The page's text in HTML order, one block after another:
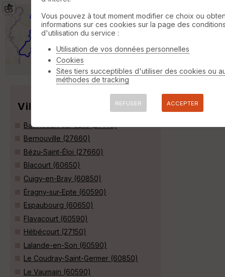
2023-06-06 autour de la boutonnière
de Bray Villers-sur-Trie
VTT 64 km
Joli parcours au départ de Flavacourt vers le
Beauvaisis et en passant par la boutonnière
du pays de Bray »
Villes
Bazincourt-sur-Epte (27140)
Bernouville (27660)
Bézu-Saint-Éloi (27660)
Blacourt (60650)
Cuigy-en-Bray (60850)
Éragny-sur-Epte (60590)
Espaubourg (60650)
Flavacourt (60590)
Hébécourt (27150)
Lalande-en-Son (60590)
Le Coudray-Saint-Germer (60850)
Le Vaumain (60590)
Vous pouvez à tout moment modifier ce choix ou
informations sur ces cookies sur la page des
d'utilisation du service :
Utilisation de vos données personnelles
Cookies
Sites tiers succeptibles d'utiliser des cookies ou
méthodes de tracking
REFUSER ACCEPTER